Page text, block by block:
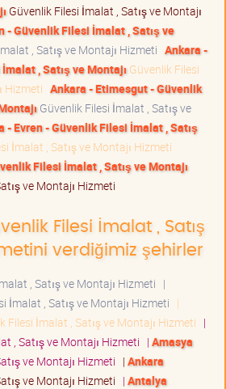
Güvenlik Filesi İmalat , Satış ve Montajı
- Güvenlik Filesi İmalat , Satış ve
, Satış ve Montajı Hizmeti Ankara -
, Satış ve Montajı Güvenlik Filesi
Hizmeti Ankara - Etimesgut - Güvenlik
Güvenlik Filesi İmalat , Satış ve
- Evren - Güvenlik Filesi İmalat , Satış
İmalat , Satış ve Montajı Hizmeti
Filesi İmalat , Satış ve Montajı
ve Montajı Hizmeti
Filesi İmalat , Satış
verdiğimiz şehirler
, Satış ve Montajı Hizmeti |
İmalat , Satış ve Montajı Hizmeti |
Filesi İmalat , Satış ve Montajı Hizmeti |
, Satış ve Montajı Hizmeti | Amasya
ve Montajı Hizmeti | Ankara
ve Montajı Hizmeti | Antalya